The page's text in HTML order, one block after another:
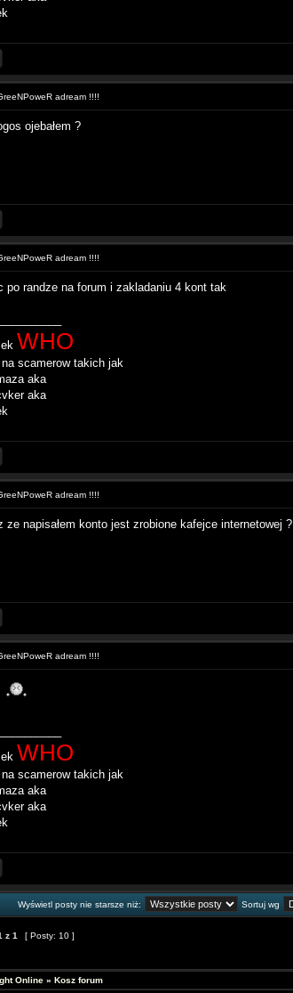
adream !!!!
ojebałem ?
adream !!!!
po randze na forum i zakladaniu 4 kont tak
WHO
na scamerow takich jak
aka
aka
adream !!!!
ze napisałem konto jest zrobione kafejce internetowej ?
adream !!!!
WHO
na scamerow takich jak
aka
aka
Wyświetl posty nie starsze niż: Sortuj wg
z 1 [ Posty: 10 ]
Online » Kosz forum